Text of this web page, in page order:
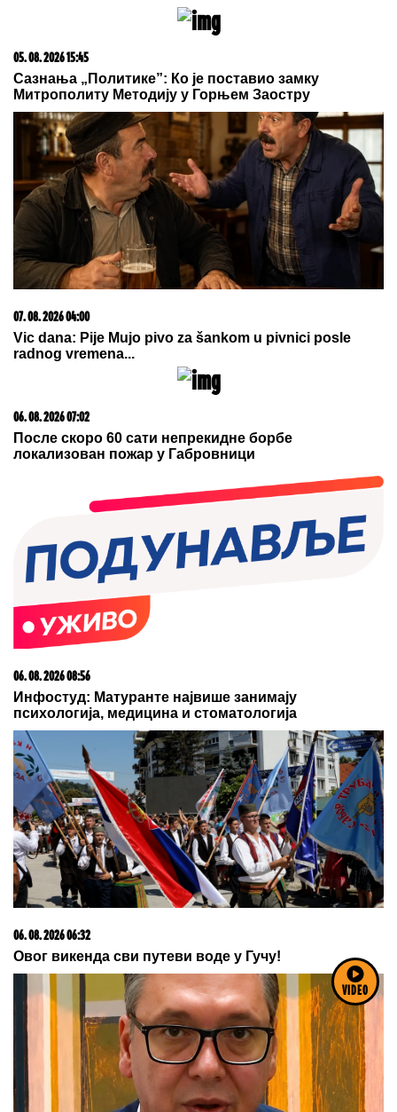
VIDEO
Evo u kojim banjama važi vaučer od 10.000 dinara -
kompletan spisak destinacija u Srbiji
07. 08. 2026 02:36
Potonula u očaj zbog saznanja! Voditelj Darko
Cvijanović, Aneli pustila suzu, pa smogla snage da
20. 07. 2026 08:04
REGISTRUJ SE UZ PROMO KOD CASINO Preuzmi
1500 BESPLATNIH SPINOVA
Сазнања „Политике”: Ко је поставио замку
Митрополиту Методију у Горњем Заостру
Vic dana: Pije Mujo pivo za šankom u pivnici posle
radnog vremena...
06. 08. 2026 07:02
После скоро 60 сати непрекидне борбе
локализован пожар у Габровници